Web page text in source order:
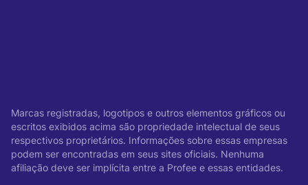
Marcas registradas, logotipos e outros elementos gráficos ou
escritos exibidos acima são propriedade intelectual de seus
respectivos proprietários. Informações sobre essas empresas
podem ser encontradas em seus sites oficiais. Nenhuma
afiliação deve ser implícita entre a Profee e essas entidades.